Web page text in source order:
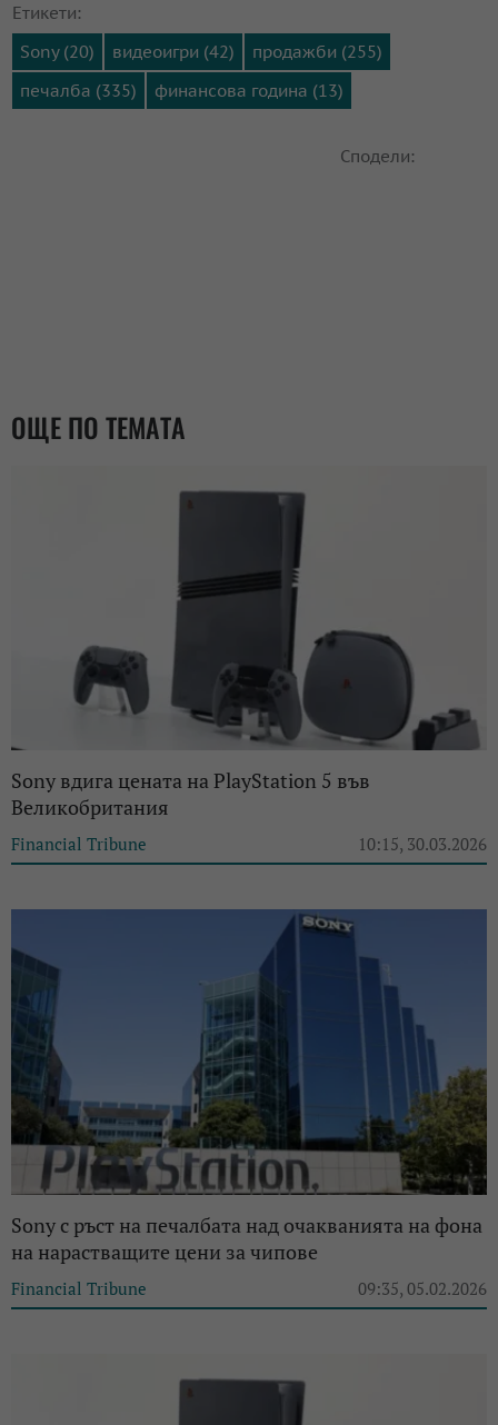
Етикети:
Sony (20)
видеоигри (42)
продажби (255)
печалба (335)
финансова година (13)
Сподели:
ОЩЕ ПО ТЕМАТА
Sony вдига цената на PlayStation 5 във
Великобритания
Financial Tribune 10:15, 30.03.2026
Sony с ръст на печалбата над очакванията на фона
на нарастващите цени за чипове
Financial Tribune 09:35, 05.02.2026